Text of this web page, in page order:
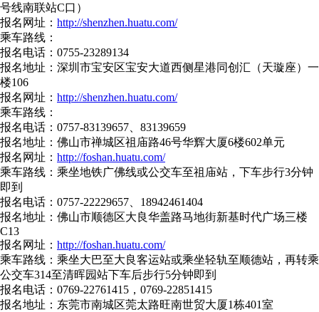
号线南联站C口）
报名网址： http://shenzhen.huatu.com/
乘车路线：
报名电话：0755-23289134
报名地址：深圳市宝安区宝安大道西侧星港同创汇（天璇座）一
楼106
报名网址： http://shenzhen.huatu.com/
乘车路线：
报名电话：0757-83139657、83139659
报名地址：佛山市禅城区祖庙路46号华辉大厦6楼602单元
报名网址： http://foshan.huatu.com/
乘车路线：乘坐地铁广佛线或公交车至祖庙站，下车步行3分钟
即到
报名电话：0757-22229657、18942461404
报名地址：佛山市顺德区大良华盖路马地街新基时代广场三楼
C13
报名网址： http://foshan.huatu.com/
乘车路线：乘坐大巴至大良客运站或乘坐轻轨至顺德站，再转乘
公交车314至清晖园站下车后步行5分钟即到
报名电话：0769-22761415，0769-22851415
报名地址：东莞市南城区莞太路旺南世贸大厦1栋401室